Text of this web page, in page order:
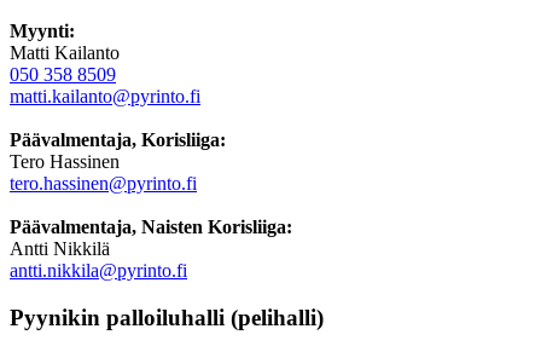
Myynti:
Matti Kailanto
050 358 8509
matti.kailanto@pyrinto.fi
Päävalmentaja, Korisliiga:
Tero Hassinen
tero.hassinen@pyrinto.fi
Päävalmentaja, Naisten Korisliiga:
Antti Nikkilä
antti.nikkila@pyrinto.fi
Pyynikin palloiluhalli (pelihalli)